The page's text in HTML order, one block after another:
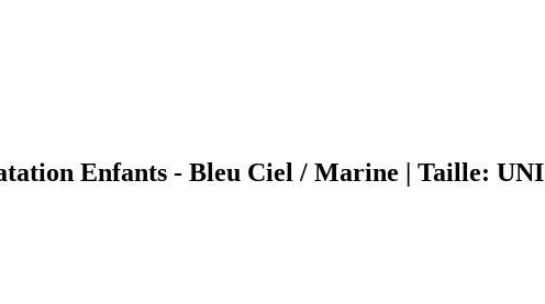
Enfants - Bleu Ciel / Marine | Taille: UNI